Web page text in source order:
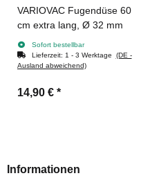
VARIOVAC Fugendüse 60
cm extra lang, Ø 32 mm
Sofort bestellbar
Lieferzeit: 1 - 3 Werktage (DE -
Ausland abweichend)
14,90 € *
Informationen